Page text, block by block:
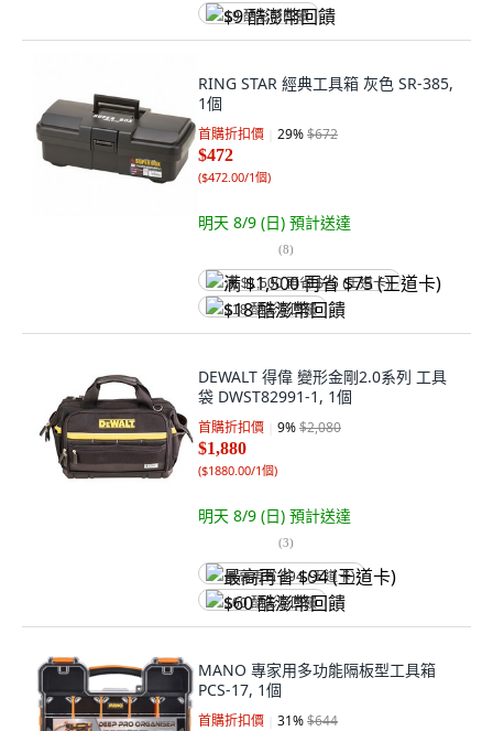
$9 酷澎幣回饋
RING STAR 經典工具箱 灰色 SR-385,
1個
首購折扣價 29%$672
$472
($472.00/1個)
明天 8/9 (日) 預計送達
(8)
满 $1,500 再省 $75 (王道卡)
$18 酷澎幣回饋
DEWALT 得偉 變形金剛2.0系列 工具
袋 DWST82991-1, 1個
首購折扣價 9%$2,080
$1,880
($1880.00/1個)
明天 8/9 (日) 預計送達
(3)
最高再省 $94 (王道卡)
$60 酷澎幣回饋
MANO 專家用多功能隔板型工具箱
PCS-17, 1個
首購折扣價 31%$644